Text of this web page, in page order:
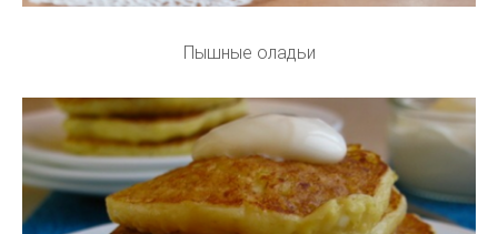
Пышные оладьи